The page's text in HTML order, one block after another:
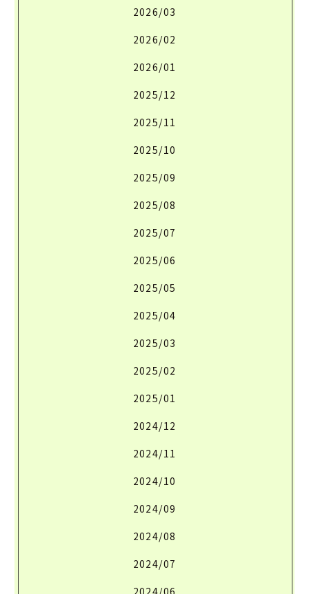
2026/03
2026/02
2026/01
2025/12
2025/11
2025/10
2025/09
2025/08
2025/07
2025/06
2025/05
2025/04
2025/03
2025/02
2025/01
2024/12
2024/11
2024/10
2024/09
2024/08
2024/07
2024/06